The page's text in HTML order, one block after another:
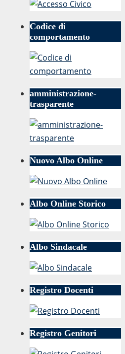
Codice di
comportamento
amministrazione-
trasparente
Nuovo Albo Online
Albo Online Storico
Albo Sindacale
Registro Docenti
Registro Genitori